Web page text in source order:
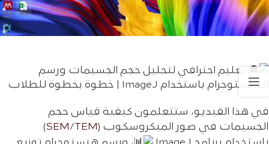
تعليم احترافي لتحليل حجم الجسيمات ورسم
الهيستوجرام باستخدام ImageJ | خطوة بخطوة للطلاب
في هذا الفيديو، ستتعلمون كيفية قياس حجم
الجسيمات في صور الميكروسكوب (
SEM/ TEM
)